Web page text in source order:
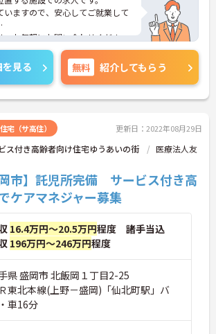
いますので、安心してご就業して
、お気軽にお問い合わせくださ
を見る 無料 紹介してもらう
宅（サ高住） 更新日：2022年08月29日
ス付き高齢者向け住宅ゆうあいの街
医療法人友
岡市】託児所完備 サービス付き高
ケアマネジャー募集
16.4万円～20.5万円程度 諸手当込
196万円～246万円程度
県 盛岡市 北飯岡１丁目2-25
東北本線(上野－盛岡)「仙北町駅」バ
車16分